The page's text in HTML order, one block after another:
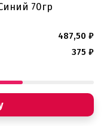
70гр
487,50 ₽
375 ₽